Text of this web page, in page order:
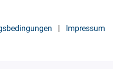
| Impressum